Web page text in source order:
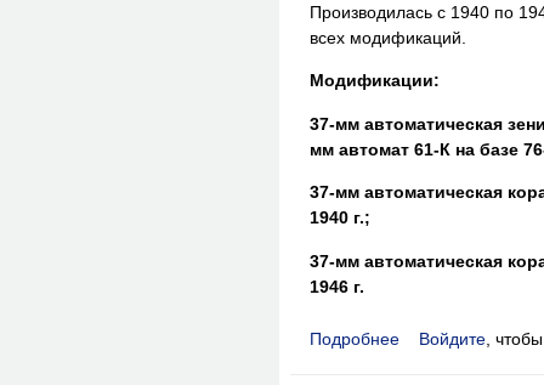
Производилась с 1940 по
всех модификаций.
Модификации:
37-мм автоматическая
мм автомат 61-К на базе
37-мм автоматическая
1940 г.;
37-мм автоматическая
1946 г.
Подробнее о Carro Armato M11/
Войдите ,